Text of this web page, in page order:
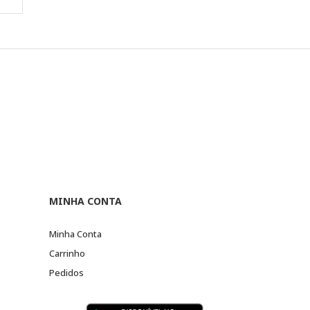
MINHA CONTA
Minha Conta
Carrinho
Pedidos